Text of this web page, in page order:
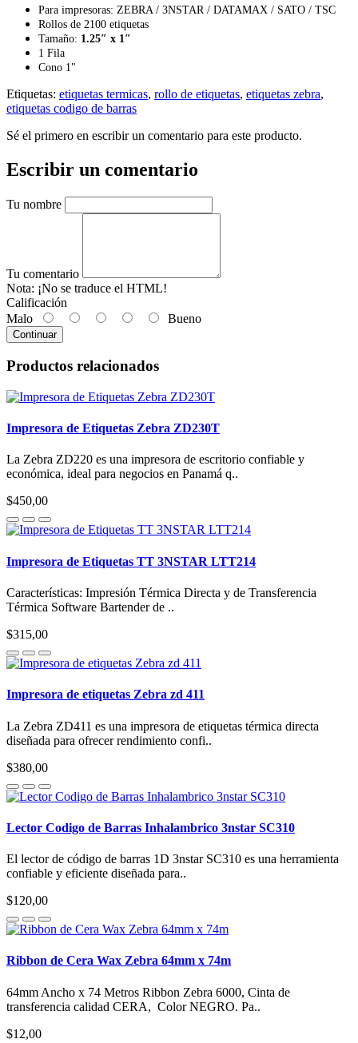
Para impresoras: ZEBRA / 3NSTAR / DATAMAX / SATO / TSC
Rollos de 2100 etiquetas
Tamaño: 1.25″ x 1″
1 Fila
Cono 1"
Etiquetas: etiquetas termicas, rollo de etiquetas, etiquetas zebra,
etiquetas codigo de barras
Sé el primero en escribir un comentario para este producto.
Escribir un comentario
Tu nombre
Tu comentario
Nota: ¡No se traduce el HTML!
Calificación
Malo
Bueno
Continuar
Productos relacionados
Impresora de Etiquetas Zebra ZD230T
La Zebra ZD220 es una impresora de escritorio confiable y
económica, ideal para negocios en Panamá q..
$450,00
Impresora de Etiquetas TT 3NSTAR LTT214
Características: Impresión Térmica Directa y de Transferencia
Térmica Software Bartender de ..
$315,00
Impresora de etiquetas Zebra zd 411
La Zebra ZD411 es una impresora de etiquetas térmica directa
diseñada para ofrecer rendimiento confi..
$380,00
Lector Codigo de Barras Inhalambrico 3nstar SC310
El lector de código de barras 1D 3nstar SC310 es una herramienta
confiable y eficiente diseñada para..
$120,00
Ribbon de Cera Wax Zebra 64mm x 74m
64mm Ancho x 74 Metros Ribbon Zebra 6000, Cinta de
transferencia calidad CERA, Color NEGRO. Pa..
$12,00